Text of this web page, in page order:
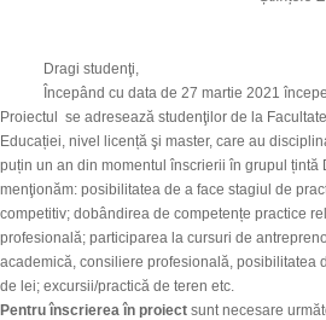
Dragi studenţi,
Începând cu data de 27 martie 2021 începe
Proiectul se adresează studenţilor de la
Educației, nivel licență şi master, care au
puțin un an din momentul înscrierii în grupul
menţionăm: posibilitatea de a face stagiul de
competitiv; dobândirea de competențe practice
profesională; participarea la cursuri de
academică, consiliere profesională, posibilitatea
de lei; excursii/practică de teren etc.
Pentru înscrierea în proiectsunt necesare